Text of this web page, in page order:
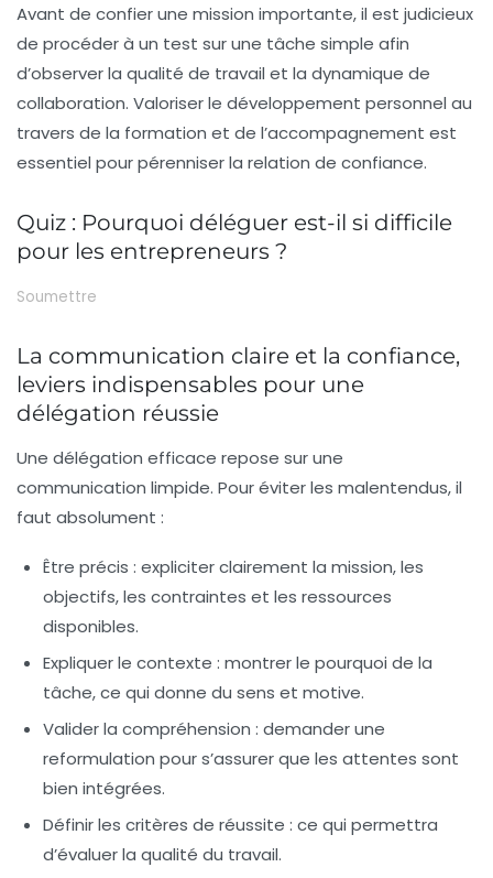
Avant de confier une mission importante, il est judicieux
de procéder à un test sur une tâche simple afin
d’observer la qualité de travail et la dynamique de
collaboration. Valoriser le développement personnel au
travers de la formation et de l’accompagnement est
essentiel pour pérenniser la relation de confiance.
Quiz : Pourquoi déléguer est-il si difficile
pour les entrepreneurs ?
Soumettre
La communication claire et la confiance,
leviers indispensables pour une
délégation réussie
Une délégation efficace repose sur une
communication limpide. Pour éviter les malentendus, il
faut absolument :
Être précis : expliciter clairement la mission, les
objectifs, les contraintes et les ressources
disponibles.
Expliquer le contexte : montrer le pourquoi de la
tâche, ce qui donne du sens et motive.
Valider la compréhension : demander une
reformulation pour s’assurer que les attentes sont
bien intégrées.
Définir les critères de réussite : ce qui permettra
d’évaluer la qualité du travail.